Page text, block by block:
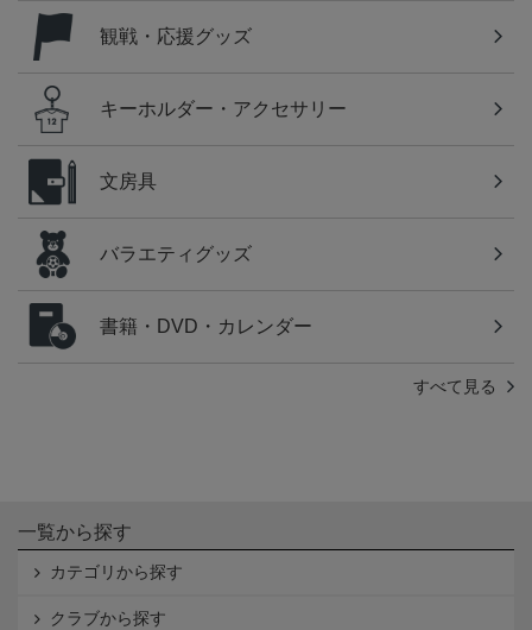
観戦・応援グッズ
キーホルダー・アクセサリー
文房具
バラエティグッズ
書籍・DVD・カレンダー
すべて見る
一覧から探す
カテゴリから探す
クラブから探す